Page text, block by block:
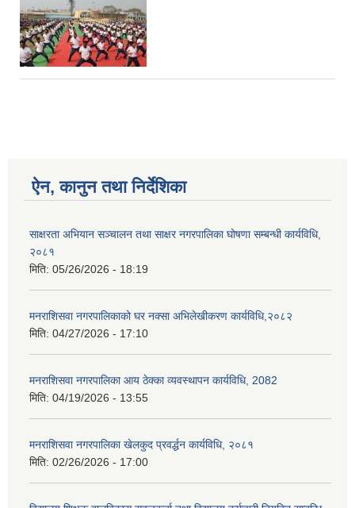
ऐन, कानुन तथा निर्देशिका
साक्षरता अभियान सञ्चालन तथा साक्षर नगरपालिका घोषणा सम्बन्धी कार्यविधि,
२०८१
मिति: 05/26/2026 - 18:19
मनराशिसवा नगरपालिकाको घर नक्सा अभिलेखीकरण कार्यविधि,२०८२
मिति: 04/27/2026 - 17:10
मनराशिसवा नगरपालिका आय ठेक्का व्यवस्थापन कार्यविधि, 2082
मिति: 04/19/2026 - 13:55
मनराशिसवा नगरपालिका खेलकुद प्रवर्द्धन कार्यविधि, २०८१
मिति: 02/26/2026 - 17:00